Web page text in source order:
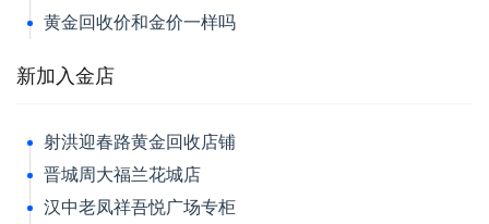
黄金回收价和金价一样吗
新加入金店
射洪迎春路黄金回收店铺
晋城周大福兰花城店
汉中老凤祥吾悦广场专柜